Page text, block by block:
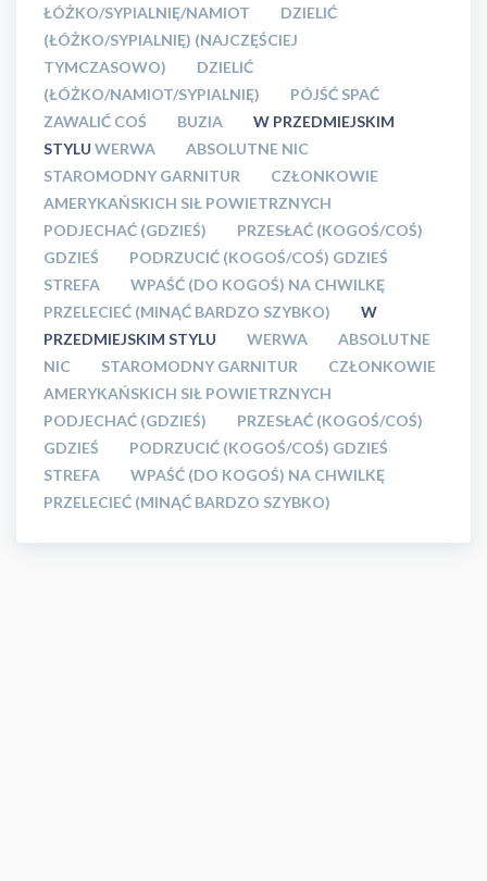
ŁÓŻKO/SYPIALNIĘ/NAMIOT
DZIELIĆ
(ŁÓŻKO/SYPIALNIĘ) (NAJCZĘŚCIEJ
TYMCZASOWO)
DZIELIĆ
(ŁÓŻKO/NAMIOT/SYPIALNIĘ)
PÓJŚĆ SPAĆ
ZAWALIĆ COŚ
BUZIA
W PRZEDMIEJSKIM
STYLU WERWA
ABSOLUTNE NIC
STAROMODNY GARNITUR
CZŁONKOWIE
AMERYKAŃSKICH SIŁ POWIETRZNYCH
PODJECHAĆ (GDZIEŚ)
PRZESŁAĆ (KOGOŚ/COŚ)
GDZIEŚ
PODRZUCIĆ (KOGOŚ/COŚ) GDZIEŚ
STREFA
WPAŚĆ (DO KOGOŚ) NA CHWILKĘ
PRZELECIEĆ (MINĄĆ BARDZO SZYBKO)
W
PRZEDMIEJSKIM STYLU
WERWA
ABSOLUTNE
NIC
STAROMODNY GARNITUR
CZŁONKOWIE
AMERYKAŃSKICH SIŁ POWIETRZNYCH
PODJECHAĆ (GDZIEŚ)
PRZESŁAĆ (KOGOŚ/COŚ)
GDZIEŚ
PODRZUCIĆ (KOGOŚ/COŚ) GDZIEŚ
STREFA
WPAŚĆ (DO KOGOŚ) NA CHWILKĘ
PRZELECIEĆ (MINĄĆ BARDZO SZYBKO)